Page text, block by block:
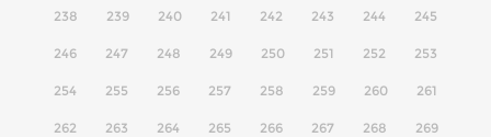
238 239 240 241 242 243 244 245
246 247 248 249 250 251 252 253
254 255 256 257 258 259 260 261
262 263 264 265 266 267 268 269